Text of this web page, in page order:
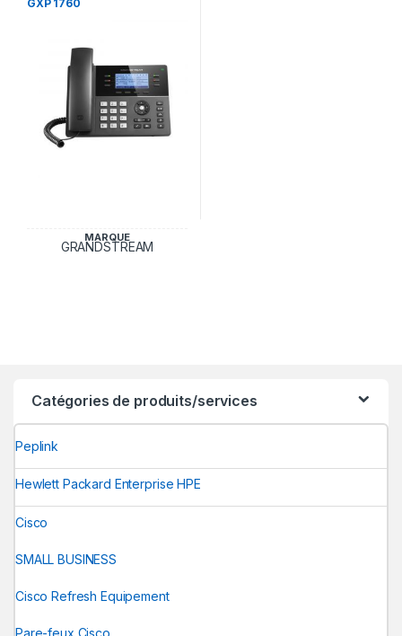
GXP 1760
MARQUE
GRANDSTREAM
Catégories de produits/services
Peplink
Hewlett Packard Enterprise HPE
Cisco
SMALL BUSINESS
Cisco Refresh Equipement
Pare-feux Cisco